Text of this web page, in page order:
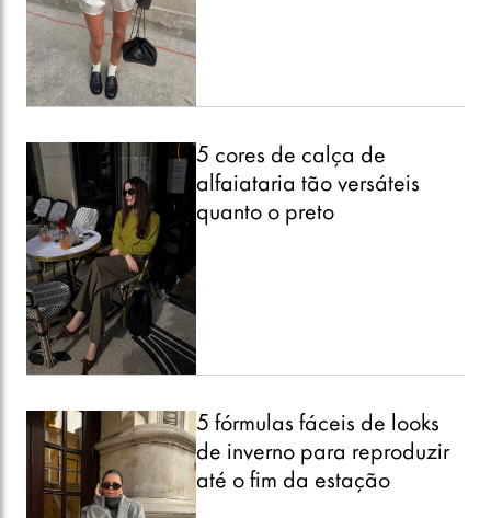
5 cores de calça de
alfaiataria tão versáteis
quanto o preto
5 fórmulas fáceis de looks
de inverno para reproduzir
até o fim da estação